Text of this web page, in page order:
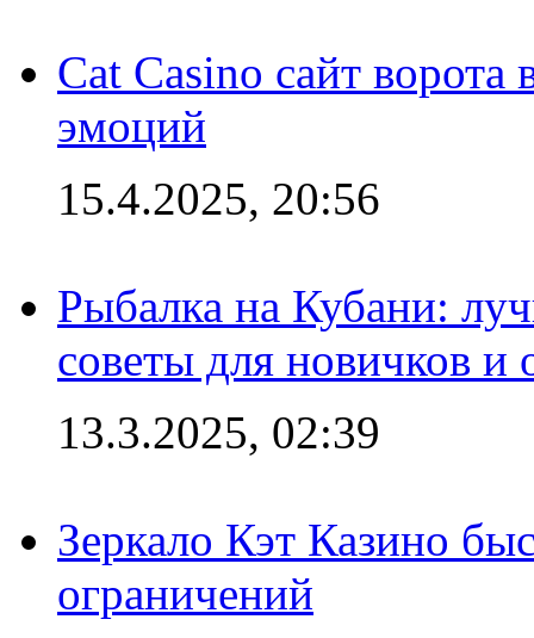
Cat Casino сайт
эмоций
15.4.2025, 20:56
Рыбалка на Кубани:
советы для новичков
13.3.2025, 02:39
Зеркало Кэт Казино
ограничений